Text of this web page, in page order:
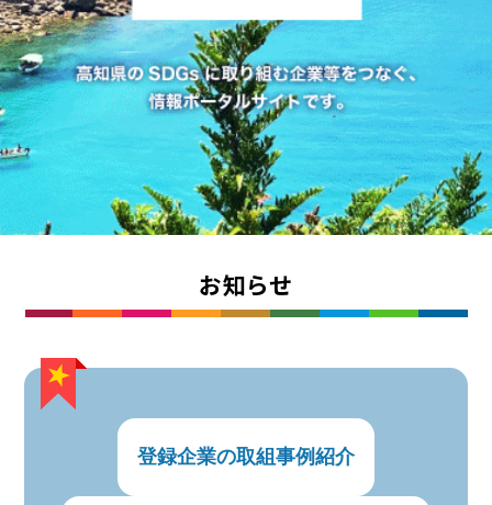
お知らせ
登録企業の取組事例紹介